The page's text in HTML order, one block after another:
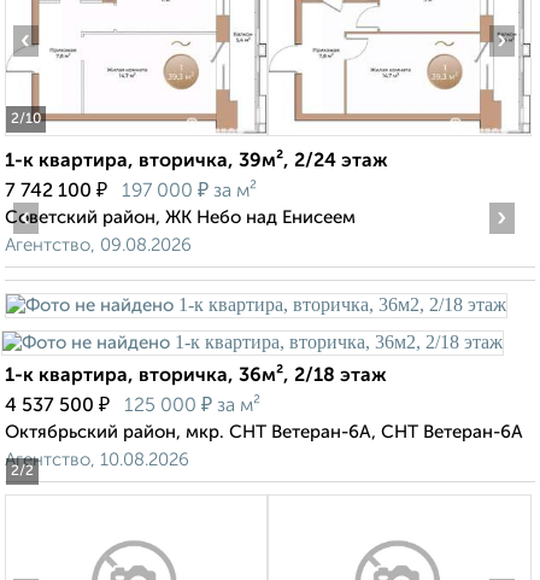
2/10
‹ ›
1-к квартира, вторичка, 39м², 2/24 этаж
7 742 100 ₽ 197 000 ₽ за м²
Советский район, ЖК Небо над Енисеем
Агентство, 09.08.2026
2/2
‹ ›
1-к квартира, вторичка, 36м², 2/18 этаж
4 537 500 ₽ 125 000 ₽ за м²
Октябрьский район, мкр. СНТ Ветеран-6А, СНТ Ветеран-6А
Агентство, 10.08.2026